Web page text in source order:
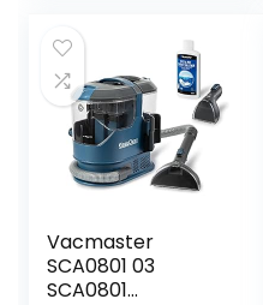
Vacmaster
SCA0801 03
SCA0801